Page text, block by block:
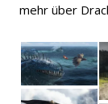
mehr über